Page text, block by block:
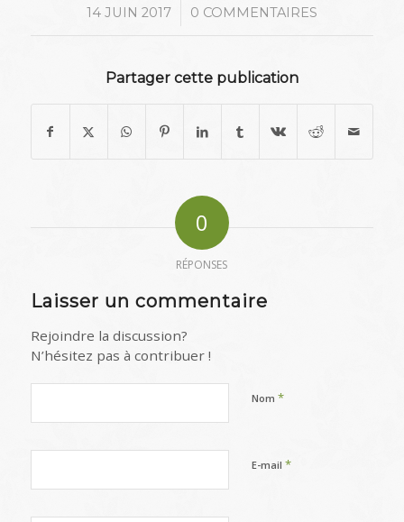
14 JUIN 2017
/ 0 COMMENTAIRES
Partager cette publication
0
RÉPONSES
Laisser un commentaire
Rejoindre la discussion?
N’hésitez pas à contribuer !
Nom *
E-mail *